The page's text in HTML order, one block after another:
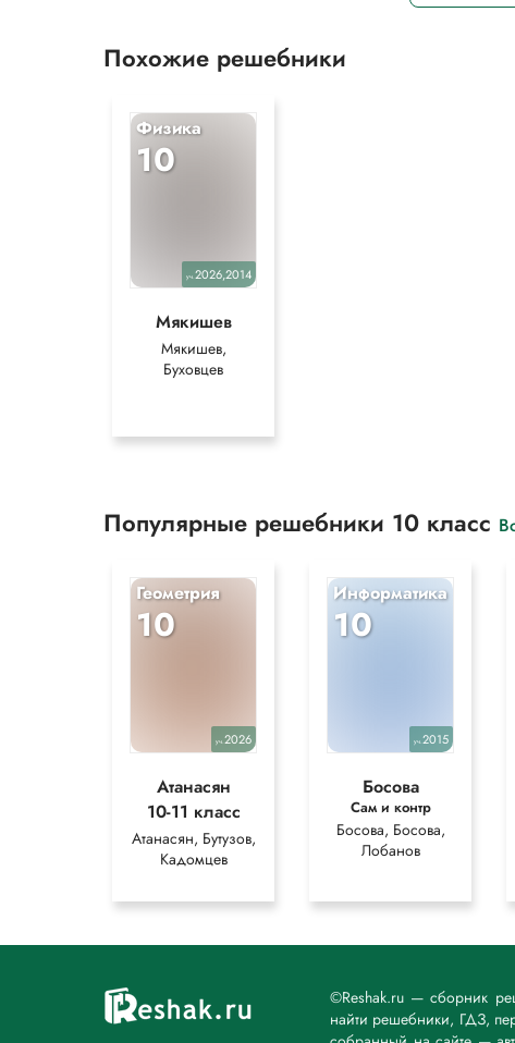
Похожие решебники
Физика
10
уч.2026,2014
Мякишев
Мякишев,
Буховцев
Популярные решебники 10 класс
Геометрия
10
уч.2026
Атанасян
10-11 класс
Атанасян, Бутузов,
Кадомцев
Информатика
10
уч.2015
Босова
Сам и контр
Босова, Босова,
Лобанов
©Reshak.ru — сборник
найти решебники, ГДЗ,